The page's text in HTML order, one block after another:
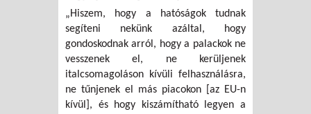
„Hiszem, hogy a hatóságok tudnak
segíteni nekünk azáltal, hogy
gondoskodnak arról, hogy a palackok ne
vesszenek el, ne kerüljenek
italcsomagoláson kívüli felhasználásra,
ne tűnjenek el más piacokon [az EU-n
kívül], és hogy kiszámítható legyen a